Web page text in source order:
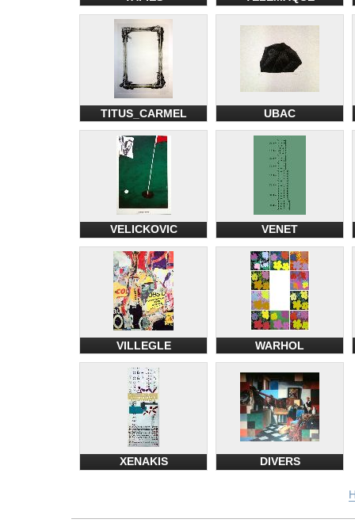
TITUS_CARMEL UBAC
VELICKOVIC VENET
VILLEGLE WARHOL
XENAKIS DIVERS